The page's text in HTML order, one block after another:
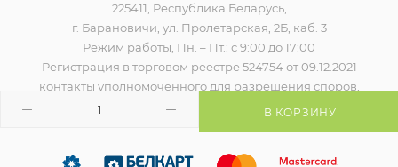
В КОРЗИНУ
225411, Республика Беларусь,
г. Барановичи, ул. Пролетарская, 2Б, каб. 3
Режим работы, Пн. – Пт.: с 9:00 до 17:00
Регистрация в торговом реестре 524754 от 09.12.2021
контакты уполномоченного для разрешения споров,
наименование и контакты контролирующего органа)